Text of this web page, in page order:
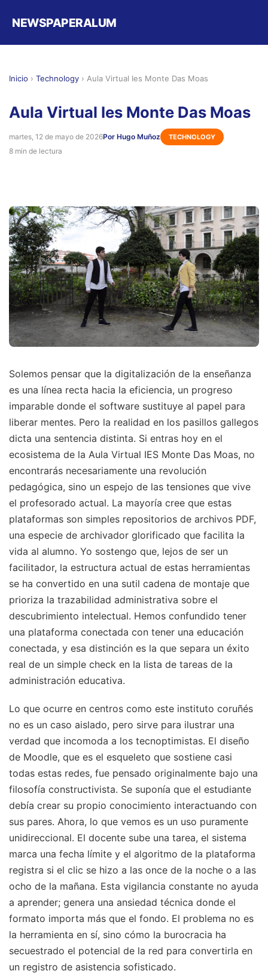
NEWSPAPERALUM
Inicio › Technology › Aula Virtual Ies Monte Das Moas
Aula Virtual Ies Monte Das Moas
martes, 12 de mayo de 2026Por Hugo Muñoz TECHNOLOGY
8 min de lectura
Solemos pensar que la digitalización de la enseñanza
es una línea recta hacia la eficiencia, un progreso
imparable donde el software sustituye al papel para
liberar mentes. Pero la realidad en los pasillos gallegos
dicta una sentencia distinta. Si entras hoy en el
ecosistema de la Aula Virtual IES Monte Das Moas, no
encontrarás necesariamente una revolución
pedagógica, sino un espejo de las tensiones que vive
el profesorado actual. La mayoría cree que estas
plataformas son simples repositorios de archivos PDF,
una especie de archivador glorificado que facilita la
vida al alumno. Yo sostengo que, lejos de ser un
facilitador, la estructura actual de estas herramientas
se ha convertido en una sutil cadena de montaje que
prioriza la trazabilidad administrativa sobre el
descubrimiento intelectual. Hemos confundido tener
una plataforma conectada con tener una educación
conectada, y esa distinción es la que separa un éxito
real de un simple check en la lista de tareas de la
administración educativa.
Lo que ocurre en centros como este instituto coruñés
no es un caso aislado, pero sirve para ilustrar una
verdad que incomoda a los tecnoptimistas. El diseño
de Moodle, que es el esqueleto que sostiene casi
todas estas redes, fue pensado originalmente bajo una
filosofía constructivista. Se suponía que el estudiante
debía crear su propio conocimiento interactuando con
sus pares. Ahora, lo que vemos es un uso puramente
unidireccional. El docente sube una tarea, el sistema
marca una fecha límite y el algoritmo de la plataforma
registra si el clic se hizo a las once de la noche o a las
ocho de la mañana. Esta vigilancia constante no ayuda
a aprender; genera una ansiedad técnica donde el
formato importa más que el fondo. El problema no es
la herramienta en sí, sino cómo la burocracia ha
secuestrado el potencial de la red para convertirla en
un registro de asistencia sofisticado.